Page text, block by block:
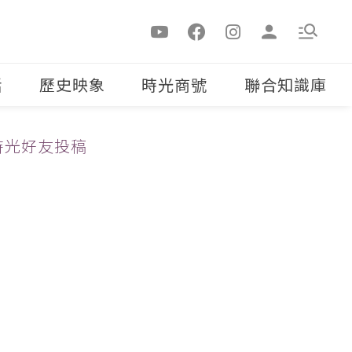
歷史映象 時光商號 聯合知識庫
光好友投稿